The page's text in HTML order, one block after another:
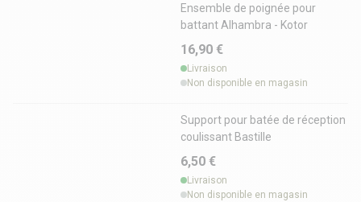
Ensemble de poignée pour
battant Alhambra - Kotor
16,90 €
Livraison
Non disponible en magasin
Support pour batée de réception
coulissant Bastille
6,50 €
Livraison
Non disponible en magasin